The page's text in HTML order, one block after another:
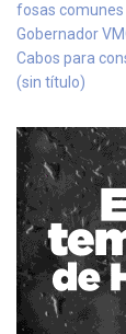
fosas comunes
Gobernador
Cabos para
(sin título)